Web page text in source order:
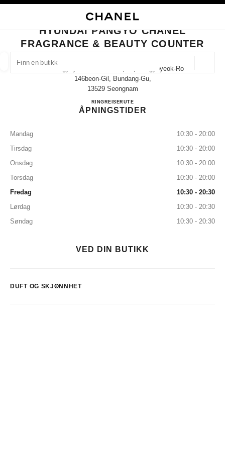
FINN EN BUTIKK
forslag vises under dette søkefeltet
0 Tilgjengelige forslag
LUKK BUTIKKORTET HYUNDAI PANGYO CHANEL FRAGRANCE & BEAUTY
HYUNDAI PANGYO CHANEL
FRAGRANCE & BEAUTY COUNTER
20 Pangyoyeokro 146 Gil 1f, 20, Pangyoyeok-Ro
146beon-Gil, Bundang-Gu,
13529 Seongnam
RING+81 31 5170 2100
REISERUTEHyundai Pangyo CHANEL
ÅPNINGSTIDER
Mandag
10:30 - 20:00
Tirsdag
10:30 - 20:00
Onsdag
10:30 - 20:00
Torsdag
10:30 - 20:00
Fredag
10:30 - 20:30
Lørdag
10:30 - 20:30
Søndag
10:30 - 20:30
VED DIN BUTIKK
DUFT OG SKJØNNHET
BRILLER KLOKKER OG MOTESMYKKER